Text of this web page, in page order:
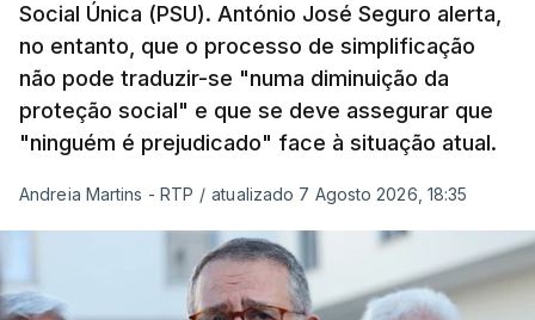
Social Única (PSU). António José Seguro alerta,
no entanto, que o processo de simplificação
não pode traduzir-se "numa diminuição da
proteção social" e que se deve assegurar que
"ninguém é prejudicado" face à situação atual.
Andreia Martins - RTP / atualizado 7 Agosto 2026, 18:35